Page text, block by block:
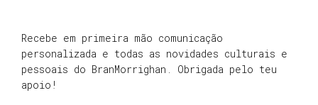
Recebe em primeira mão comunicação
personalizada e todas as novidades culturais e
pessoais do BranMorrighan. Obrigada pelo teu
apoio!